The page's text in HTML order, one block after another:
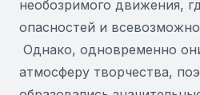
необозримого движения,
опасностей и
Однако, одновременно
атмосферу творчества,